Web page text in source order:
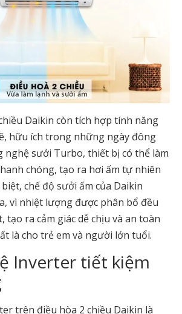
Daikin còn tích hợp tính năng
hữu ích trong những ngày đông
nghệ sưởi Turbo, thiết bị có thể làm
chóng, tạo ra hơi ấm tự nhiên
chế độ sưởi ấm của Daikin
vì nhiệt lượng được phân bổ đều
tạo ra cảm giác dễ chịu và an toàn
là cho trẻ em và người lớn tuổi.
Inverter tiết kiệm
trên điều hòa 2 chiều Daikin là